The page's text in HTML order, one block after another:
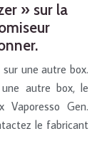
» sur la
sur une autre box.
autre box, le
Vaporesso Gen.
le fabricant